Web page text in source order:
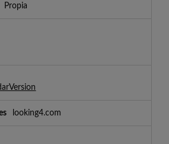
Propia
looking4.com